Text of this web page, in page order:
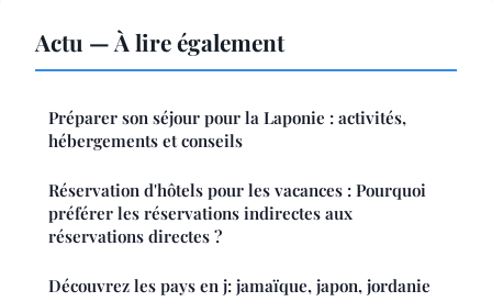
Actu — À lire également
Préparer son séjour pour la Laponie : activités,
hébergements et conseils
Réservation d'hôtels pour les vacances : Pourquoi
préférer les réservations indirectes aux
réservations directes ?
Découvrez les pays en j: jamaïque, japon, jordanie